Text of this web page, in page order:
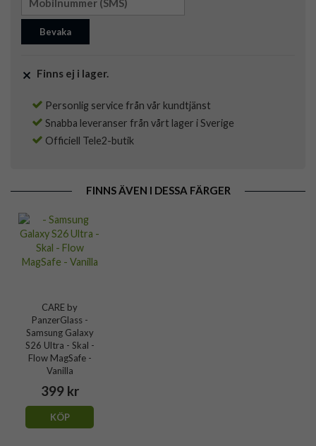
Bevaka
Finns ej i lager.
Personlig service från vår kundtjänst
Snabba leveranser från vårt lager i Sverige
Officiell Tele2-butik
FINNS ÄVEN I DESSA FÄRGER
CARE by
PanzerGlass -
Samsung Galaxy
S26 Ultra - Skal -
Flow MagSafe -
Vanilla
399 kr
KÖP